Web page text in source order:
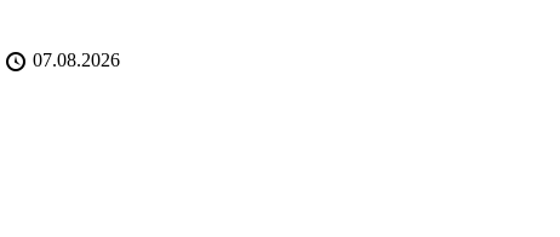
07.08.2026